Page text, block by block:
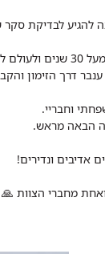
להגיע לבדיקת
אתמול .
דרך הזימון
וחבריי.
הבאה מראש.
אדיבים ונדירים!
מחברי הצוות 🙏